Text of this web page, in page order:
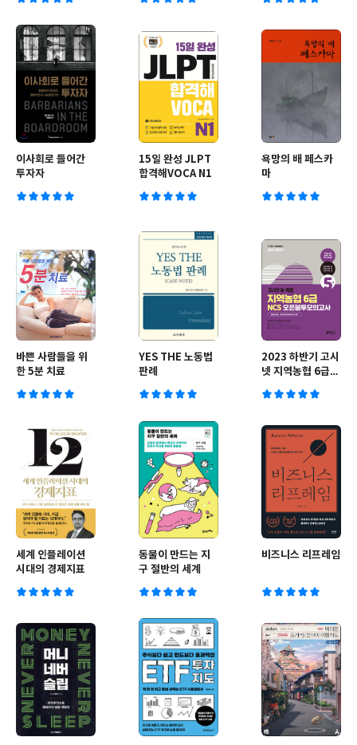
이사회로 들어간
투자자
15일 완성 JLPT
합격해VOCA N1
욕망의 배 페스카
마
바쁜 사람들을 위
한 5분 치료
YES THE 노동법
판례
2023 하반기 고시
넷 지역농협 6급
의고사
세계 인플레이션
시대의 경제지표
동물이 만드는 지
구 절반의 세계
비즈니스 리프레임